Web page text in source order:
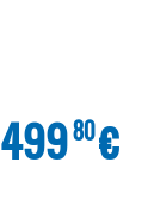
49980€